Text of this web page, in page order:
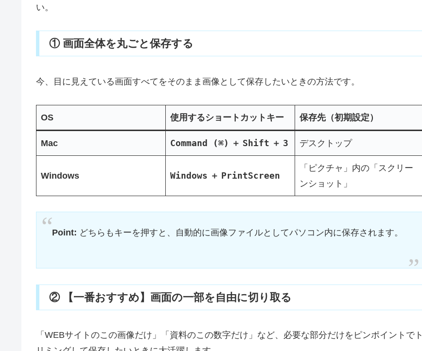
い。
① 画面全体を丸ごと保存する
今、目に見えている画面すべてをそのまま画像として保存したいときの方法です。
OS 使用するショートカットキー 保存先（初期設定）
Mac Command (⌘) ＋ Shift ＋ 3 デスクトップ
Windows Windows ＋ PrintScreen
「ピクチャ」内の「スクリー
ンショット」
Point: どちらもキーを押すと、自動的に画像ファイルとしてパソコン内に保存されます。
② 【一番おすすめ】画面の一部を自由に切り取る
「WEBサイトのこの画像だけ」「資料のこの数字だけ」など、必要な部分だけをピンポイントでト